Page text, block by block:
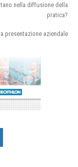
nella diffusione della
pratica?
presentazione aziendale